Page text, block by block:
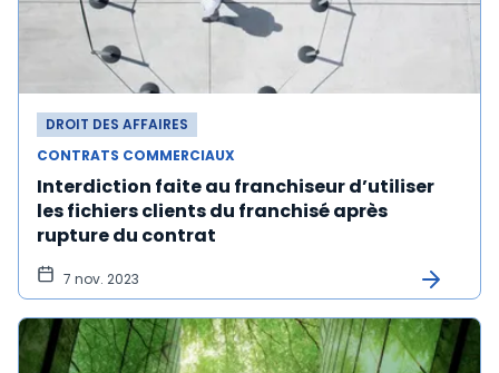
DROIT DES AFFAIRES
CONTRATS COMMERCIAUX
Interdiction faite au franchiseur d’utiliser
les fichiers clients du franchisé après
rupture du contrat
7 nov. 2023